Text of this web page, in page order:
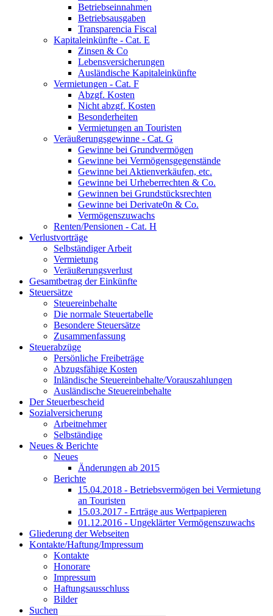
Betriebseinnahmen
Betriebsausgaben
Transparencia Fiscal
Kapitaleinkünfte - Cat. E
Zinsen & Co
Lebensversicherungen
Ausländische Kapitaleinkünfte
Vermietungen - Cat. F
Abzgf. Kosten
Nicht abzgf. Kosten
Besonderheiten
Vermietungen an Touristen
Veräußerungsgewinne - Cat. G
Gewinne bei Grundvermögen
Gewinne bei Vermögensgegenstände
Gewinne bei Aktienverkäufen, etc.
Gewinne bei Urheberrechten & Co.
Gewinnen bei Grundstücksrechten
Gewinne bei Derivate0n & Co.
Vermögenszuwachs
Renten/Pensionen - Cat. H
Verlustvorträge
Selbständiger Arbeit
Vermietung
Veräußerungsverlust
Gesamtbetrag der Einkünfte
Steuersätze
Steuereinbehalte
Die normale Steuertabelle
Besondere Steuersätze
Zusammenfassung
Steuerabzüge
Persönliche Freibeträge
Abzugsfähige Kosten
Inländische Steuereinbehalte/Vorauszahlungen
Ausländische Steuereinbehalte
Der Steuerbescheid
Sozialversicherung
Arbeitnehmer
Selbständige
Neues & Berichte
Neues
Änderungen ab 2015
Berichte
15.04.2018 - Betriebsvermögen bei Vermietung
an Touristen
15.03.2017 - Erträge aus Wertpapieren
01.12.2016 - Ungeklärter Vermögenszuwachs
Gliederung der Webseiten
Kontakte/Haftung/Impressum
Kontakte
Honorare
Impressum
Haftungsausschluss
Bilder
Suchen